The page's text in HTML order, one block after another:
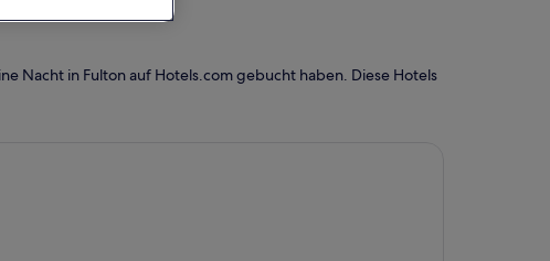
Nacht in Fulton auf Hotels.com gebucht haben. Diese Hotels